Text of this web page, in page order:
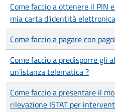
Come faccio a ottenere il PIN
mia carta d'identità elettronica
Come faccio a pagare con
Come faccio a predisporre gli
un'istanza telematica ?
Come faccio a presentare il
rilevazione ISTAT per